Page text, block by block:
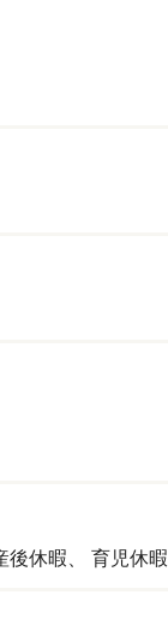
後休暇、 育児休暇